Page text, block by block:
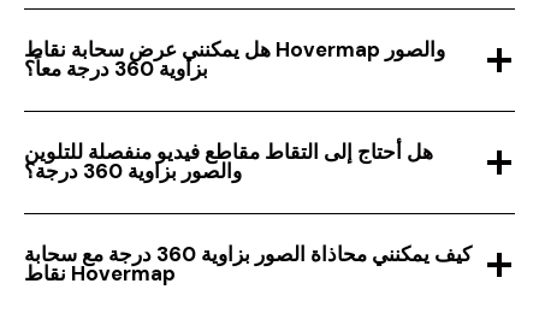
هل يمكنني عرض سحابة نقاط Hovermap والصور
بزاوية 360 درجة معاً؟
هل أحتاج إلى التقاط مقاطع فيديو منفصلة للتلوين
والصور بزاوية 360 درجة؟
كيف يمكنني محاذاة الصور بزاوية 360 درجة مع سحابة
نقاط Hovermap